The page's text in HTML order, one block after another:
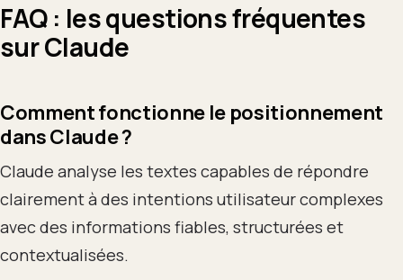
FAQ : les questions fréquentes
sur Claude
Comment fonctionne le positionnement
dans Claude ?
Claude analyse les textes capables de répondre
clairement à des intentions utilisateur complexes
avec des informations fiables, structurées et
contextualisées.